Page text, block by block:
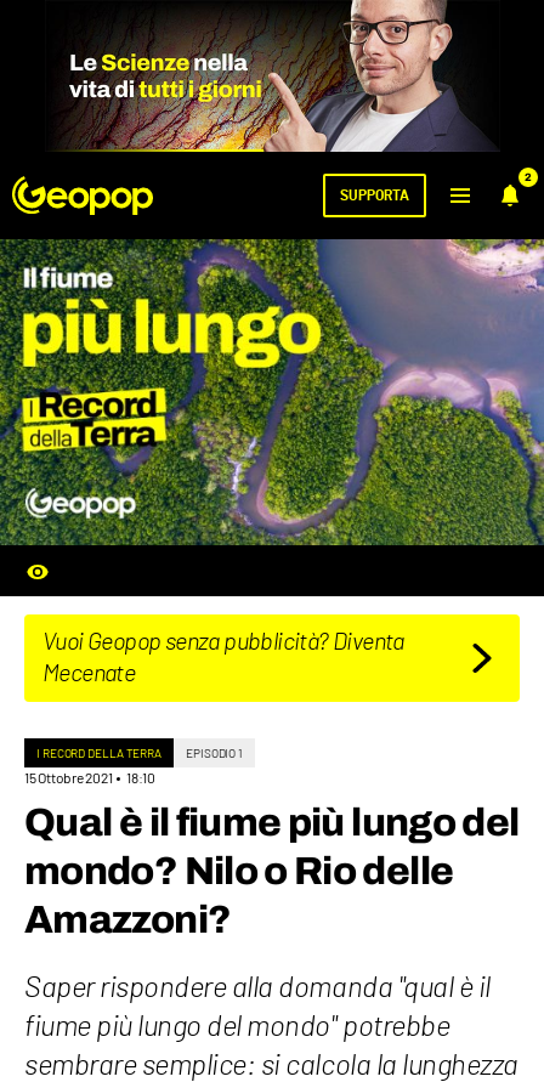
2
SUPPORTA
Vuoi Geopop senza pubblicità? Diventa
Mecenate
I RECORD DELLA TERRA EPISODIO 1
15 Ottobre 2021 18:10
Qual è il fiume più lungo del
mondo? Nilo o Rio delle
Amazzoni?
Saper rispondere alla domanda "qual è il
fiume più lungo del mondo" potrebbe
sembrare semplice: si calcola la lunghezza